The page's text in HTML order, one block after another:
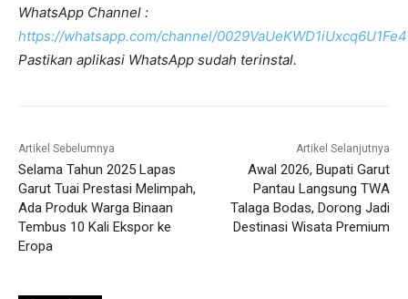
WhatsApp Channel :
https://whatsapp.com/channel/
Pastikan aplikasi WhatsApp sudah terinstal.
Artikel Sebelumnya
Selama Tahun 2025 Lapas
Garut Tuai Prestasi Melimpah,
Ada Produk Warga Binaan
Tembus 10 Kali Ekspor ke
Eropa
Artikel Selanjutnya
Awal 2026, Bupati Garut
Pantau Langsung TWA
Talaga Bodas, Dorong Jadi
Destinasi Wisata Premium